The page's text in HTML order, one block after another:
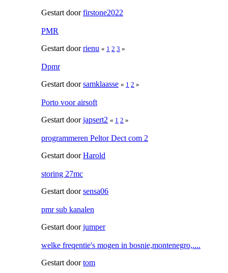
Gestart doorfirstone2022
PMR
Gestart doorrienu « 1 2 3 »
Dpmr
Gestart doorsamklaasse « 1 2 »
Porto voor airsoft
Gestart doorjapsert2 « 1 2 »
programmeren Peltor Dect com 2
Gestart doorHarold
storing 27mc
Gestart doorsensa06
pmr sub kanalen
Gestart doorjumper
welke freqentie's mogen in bosnie,montenegro,....
Gestart doortom